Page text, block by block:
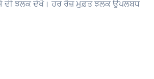
ਦੀ ਝਲਕ ਦੇਖੋ। ਹਰ ਰੋਜ਼ ਮੁਫ਼ਤ ਝਲਕ ਉਪਲਬਧ